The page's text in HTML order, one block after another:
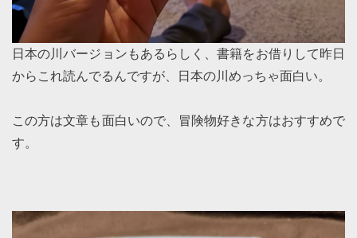
日本の川バージョンもあるらしく、書籍をお借りして昨日
からこれ読んでるんですが、日本の川めっちゃ面白い。
この方は文章も面白いので、冒険物好きな方はおすすめで
す。